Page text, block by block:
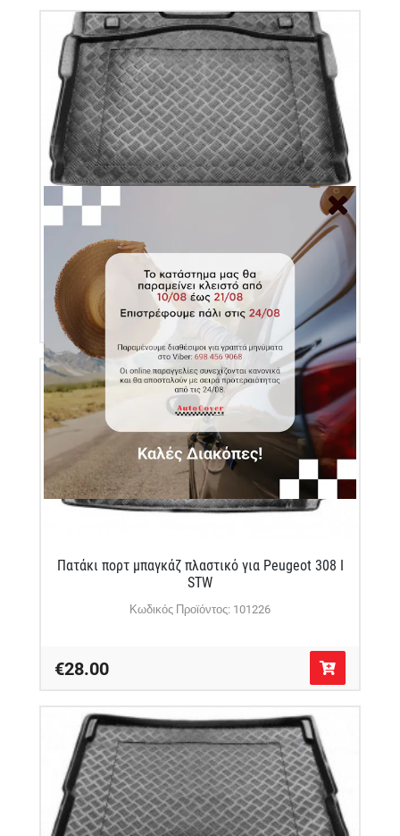
Πατάκι πορτ μπαγκάζ πλαστικό για Peugeot 207
Κωδικός Προϊόντος: 101219
€32.50
Πατάκι πορτ μπαγκάζ πλαστικό για Peugeot 308 I
STW
Κωδικός Προϊόντος: 101226
€28.00